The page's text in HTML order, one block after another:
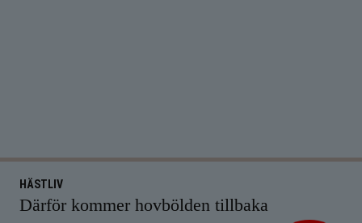
HÄSTLIV
Därför kommer hovbölden tillbaka